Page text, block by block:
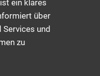
ein klares
über
und
zu